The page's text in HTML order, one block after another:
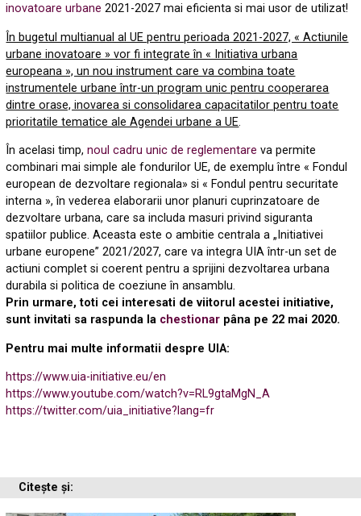
inovatoare urbane 2021-2027 mai eficienta si mai usor de utilizat!
În bugetul multianual al UE pentru perioada 2021-2027, « Actiunile
urbane inovatoare » vor fi integrate în « Initiativa urbana
europeana », un nou instrument care va combina toate
instrumentele urbane într-un program unic pentru cooperarea
dintre orase, inovarea si consolidarea capacitatilor pentru toate
prioritatile tematice ale Agendei urbane a UE.
În acelasi timp,noul cadru unic de reglementare va permite
combinari mai simple ale fondurilor UE, de exemplu între « Fondul
european de dezvoltare regionala» si « Fondul pentru securitate
interna », în vederea elaborarii unor planuri cuprinzatoare de
dezvoltare urbana, care sa includa masuri privind siguranta
spatiilor publice.Aceasta este o ambitie centrala a „Initiativei
urbane europene” 2021/2027, care va integra UIA într-un set de
actiuni complet si coerent pentru a sprijini dezvoltarea urbana
durabila si politica de coeziune în ansamblu.
Prin urmare, toti cei interesati de viitorul acestei initiative,
sunt invitati sa raspunda la chestionar pâna pe 22 mai 2020.
Pentru mai multe informatii despre UIA:
https://www.uia-initiative.eu/en
https://www.youtube.com/watch?v=RL9gtaMgN_A
https://twitter.com/uia_initiative?lang=fr
Citește și: